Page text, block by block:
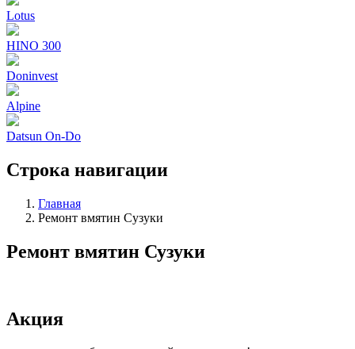
Lotus
HINO 300
Doninvest
Alpine
Datsun On-Do
Строка навигации
Главная
Ремонт вмятин Сузуки
Ремонт вмятин Сузуки
Акция